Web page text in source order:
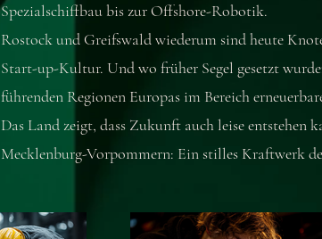
Spezialschiffbau bis zur Offshore-Robotik.
Rostock und Greifswald wiederum sind heute
Start-up-Kultur. Und wo früher Segel gesetzt
führenden Regionen Europas im Bereich
Das Land zeigt, dass Zukunft auch leise
Mecklenburg-Vorpommern: Ein stilles Kraftwerk